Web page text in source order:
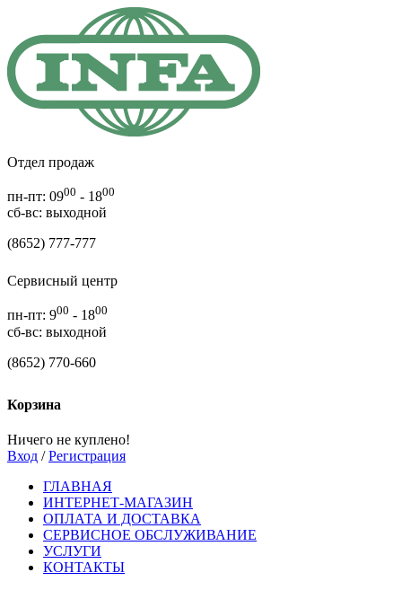
Отдел продаж
пн-пт: 0900 - 1800
cб-вс: выходной
(8652) 777-777
Сервисный центр
пн-пт: 900 - 1800
сб-вс: выходной
(8652) 770-660
Корзина
Ничего не куплено!
Вход /Регистрация
ГЛАВНАЯ
ИНТЕРНЕТ-МАГАЗИН
ОПЛАТА И ДОСТАВКА
СЕРВИСНОЕ ОБСЛУЖИВАНИЕ
УСЛУГИ
КОНТАКТЫ